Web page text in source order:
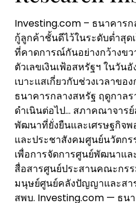
Investing.com – ธนาคารก
กู้ลูกค้าชั้นดีไว้ในระดับต่ำสุ
ที่คาดการณ์กันอย่างกว้างข
ตัวเลขเงินเฟ้อสหรัฐฯ ในวั
เบาะแสเกี่ยวกับช่วงเวลาขอ
ธนาคารกลางสหรัฐ ฤดูกาล
ดำเนินต่อไป… สภาคณาจาร
พัฒนาที่ยั่งยืนและเศรษฐกิจ
และประชาสังคมศูนย์นวัตก
เพื่อการจัดการศูนย์พัฒนาแ
สื่อสารศูนย์ประสานคณะกร
มนุษย์ศูนย์คลังปัญญาและส
สพบ. Investing.com — ธน